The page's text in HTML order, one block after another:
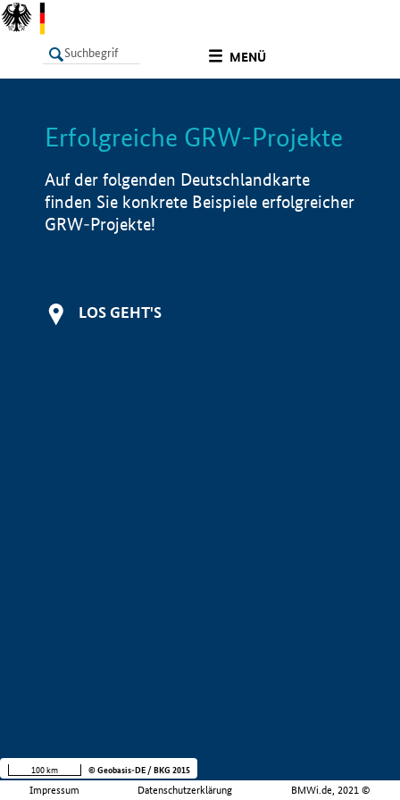
MENÜ
LISTE Info
Erfolgreiche GRW-Projekte
Auf der folgenden Deutschlandkarte
finden Sie konkrete Beispiele erfolgreicher
GRW-Projekte!
LOS GEHT'S
Impressum Datenschutzerklärung BMWi.de, 2021 ©
100 km © Geobasis-DE / BKG 2015